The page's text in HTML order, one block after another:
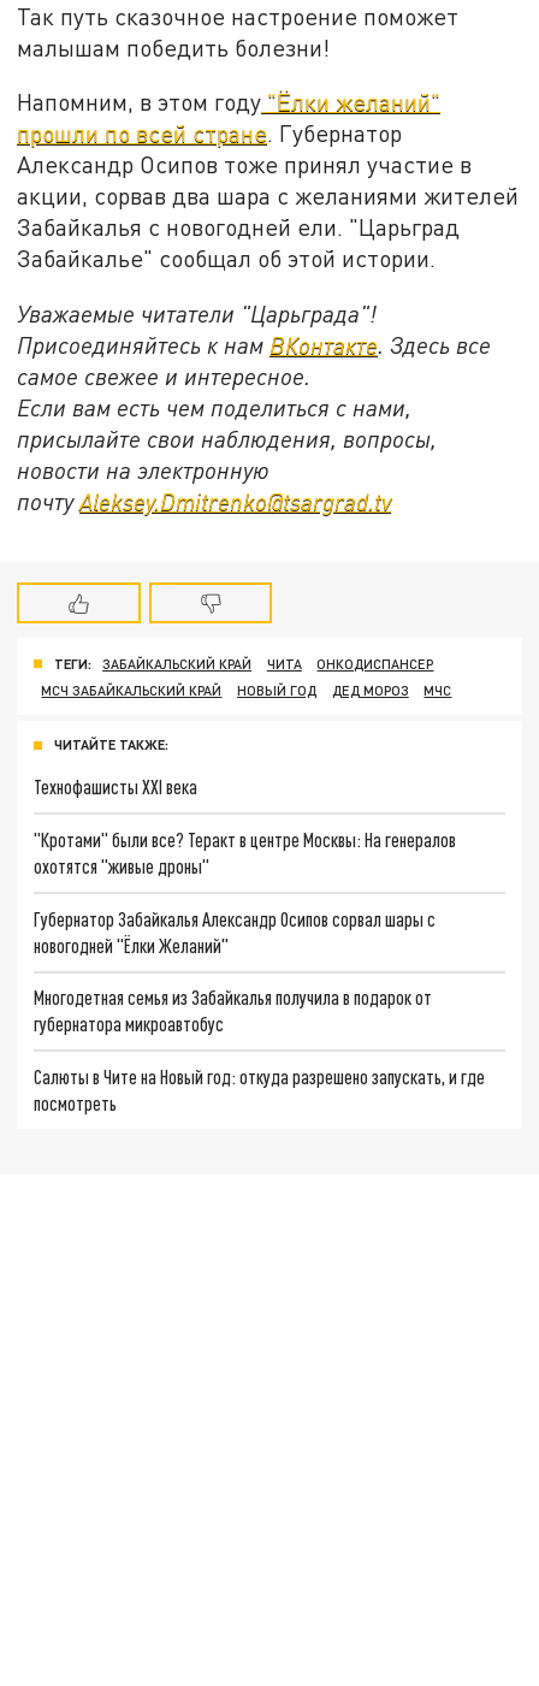
Так путь сказочное настроение поможет
малышам победить болезни!
Напомним, в этом году "Ёлки желаний"
прошли по всей стране. Губернатор
Александр Осипов тоже принял участие в
акции, сорвав два шара с желаниями жителей
Забайкалья с новогодней ели. "Царьград
Забайкалье" сообщал об этой истории.
Уважаемые читатели "Царьграда"!
Присоединяйтесь к нам ВКонтакте. Здесь все
самое свежее и интересное.
Если вам есть чем поделиться с нами,
присылайте свои наблюдения, вопросы,
новости на электронную
почтуAleksey.Dmitrenko@tsargrad.tv
ТЕГИ: ЗАБАЙКАЛЬСКИЙ КРАЙ ЧИТА
ОНКОДИСПАНСЕР
МСЧ ЗАБАЙКАЛЬСКИЙ КРАЙ
НОВЫЙ ГОД ДЕД МОРОЗ МЧС
ЧИТАЙТЕ ТАКЖЕ:
Технофашисты XXI века
"Кротами" были все? Теракт в центре Москвы: На генералов
охотятся "живые дроны"
Губернатор Забайкалья Александр Осипов сорвал шары с
новогодней "Ёлки Желаний"
Многодетная семья из Забайкалья получила в подарок от
губернатора микроавтобус
Салюты в Чите на Новый год: откуда разрешено запускать, и где
посмотреть